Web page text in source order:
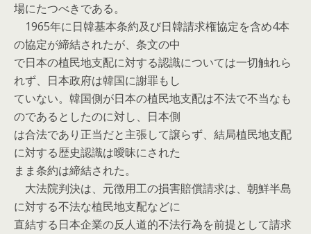
場にたつべきである。
1965年に日韓基本条約及び日韓請求権協定を含め4本
の協定が締結されたが、条文の中
で日本の植民地支配に対する認識については一切触れら
れず、日本政府は韓国に謝罪もし
ていない。韓国側が日本の植民地支配は不法で不当なも
のであるとしたのに対し、日本側
は合法であり正当だと主張して譲らず、結局植民地支配
に対する歴史認識は曖昧にされた
まま条約は締結された。
大法院判決は、元徴用工の損害賠償請求は、朝鮮半島
に対する不法な植民地支配などに
直結する日本企業の反人道的不法行為を前提として請求